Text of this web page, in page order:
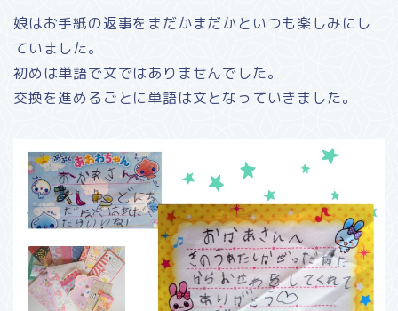
娘はお手紙の返事をまだかまだかといつも楽しみにし
ていました。
初めは単語で文ではありませんでした。
交換を進めるごとに単語は文となっていきました。